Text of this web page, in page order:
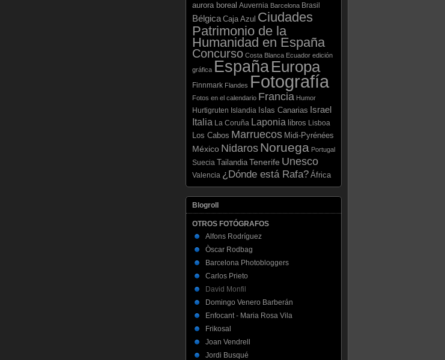
aurora boreal Auvernia Barcelona Brasil
Bélgica Caja Azul Ciudades
Patrimonio de la
Humanidad en España
Concurso Costa Blanca Ecuador edición
gráfica EspañaEuropa
Finnmark Flandes Fotografía
Fotos en el calendario Francia Humor
Hurtigruten Islandia Islas Canarias Israel
Italia La Coruña Laponia libros Lisboa
Los Cabos Marruecos Midi-Pyrénées
México Nidaros Noruega Portugal
Suecia Tailandia Tenerife Unesco
Valencia ¿Dónde está Rafa? África
Blogroll
OTROS FOTÓGRAFOS
Alfons Rodríguez
Òscar Rodbag
Barcelona Photobloggers
Carlos Prieto
David Monfil
Domingo Venero Barberán
Enfocant - Maria Rosa Vila
Frikosal
Joan Vendrell
Jordi Busqué